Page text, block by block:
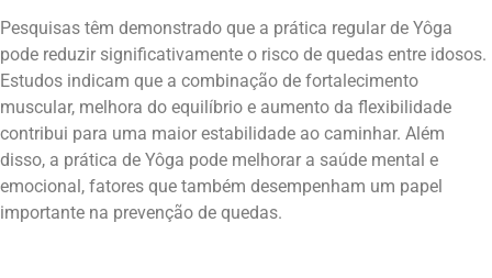
Pesquisas têm demonstrado que a prática regular de Yôga
pode reduzir significativamente o risco de quedas entre idosos.
Estudos indicam que a combinação de fortalecimento
muscular, melhora do equilíbrio e aumento da flexibilidade
contribui para uma maior estabilidade ao caminhar. Além
disso, a prática de Yôga pode melhorar a saúde mental e
emocional, fatores que também desempenham um papel
importante na prevenção de quedas.